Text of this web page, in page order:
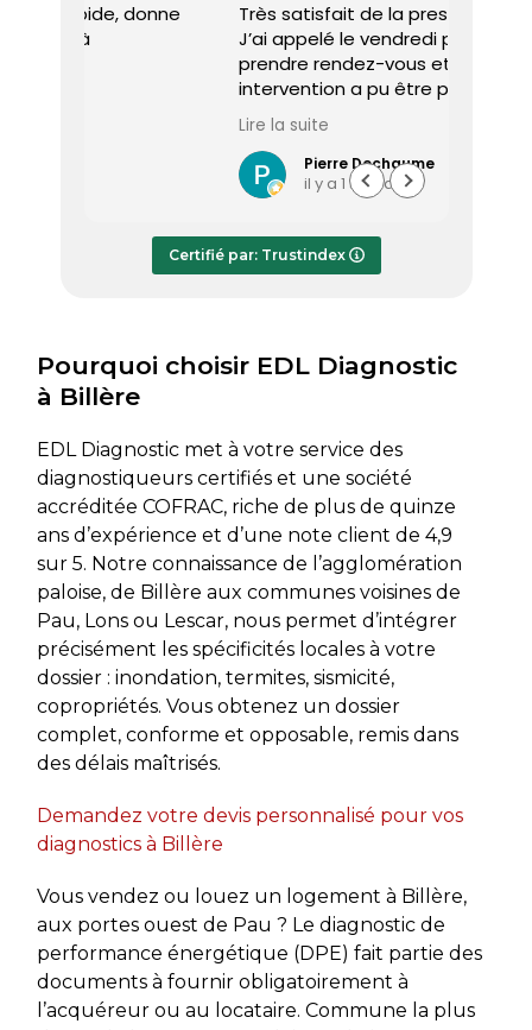
Très satisfait de la prestation.
J’ai appelé le vendredi pour
prendre rendez-vous et une
intervention a pu être programmée
dès le lundi matin.
Le diagnostiqueur est arrivé à
l’heure, a été très professionnel,
efficace et a pris le temps de
Le rapport de diagnostic m’a été
transmis dès le lundi soir, ce qui est
Pierre Dechaume
il y a 1 semaine
Certifié par: Trustindex
Pourquoi choisir EDL Diagnostic
à Billère
EDL Diagnostic met à votre service des
diagnostiqueurs certifiés et une société
accréditée COFRAC, riche de plus de quinze
ans d’expérience et d’une note client de 4,9
sur 5. Notre connaissance de l’agglomération
paloise, de Billère aux communes voisines de
Pau, Lons ou Lescar, nous permet d’intégrer
précisément les spécificités locales à votre
dossier : inondation, termites, sismicité,
copropriétés. Vous obtenez un dossier
complet, conforme et opposable, remis dans
des délais maîtrisés.
Demandez votre devis personnalisé pour vos
diagnostics à Billère
Vous vendez ou louez un logement à Billère,
aux portes ouest de Pau ? Le diagnostic de
performance énergétique (DPE) fait partie des
documents à fournir obligatoirement à
l’acquéreur ou au locataire. Commune la plus